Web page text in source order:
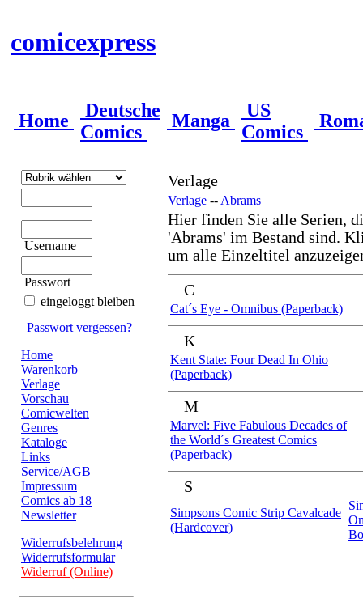
comicexpress
Home
Deutsche
Comics
Manga
US
Comics
Username
Passwort
eingeloggt bleiben
Passwort vergessen?
Home
Warenkorb
Verlage
Vorschau
Comicwelten
Genres
Kataloge
Links
Service/AGB
Impressum
Comics ab 18
Newsletter
Widerrufsbelehrung
Widerrufsformular
Widerruf (Online)
Verlage
Verlage -- Abrams
Hier finden Sie alle Serien,
'Abrams' im Bestand sind.
um alle Einzeltitel
C
Cat´s Eye - Omnibus (Paperback)
K
Kent State: Four Dead In Ohio
(Paperback)
M
Marvel: Five Fabulous Decades of
the World´s Greatest Comics
(Paperback)
S
Simpsons Comic Strip Cavalcade
(Hardcover)